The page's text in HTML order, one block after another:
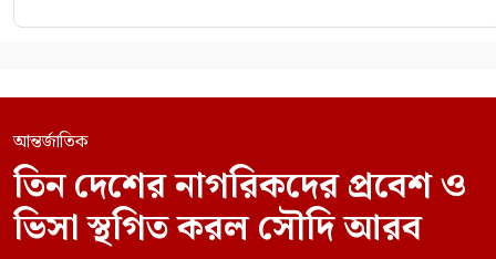
আন্তর্জাতিক
তিন দেশের নাগরিকদের প্রবেশ ও
ভিসা স্থগিত করল সৌদি আরব